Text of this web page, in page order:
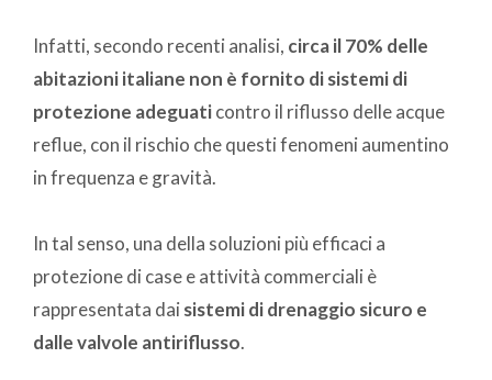
Infatti, secondo recenti analisi, circa il 70% delle
abitazioni italiane non è fornito di sistemi di
protezione adeguaticontro il riflusso delle acque
reflue, con il rischio che questi fenomeni aumentino
in frequenza e gravità.
In tal senso, una della soluzioni più efficaci a
protezione di case e attività commerciali è
rappresentata dai sistemi di drenaggio sicuro e
dalle valvole antiriflusso.